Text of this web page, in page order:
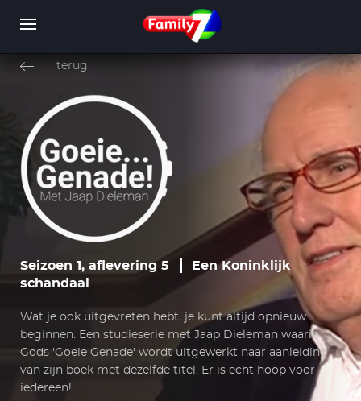
inhoud
gaan
WORD LID INLOGGEN
terug
Seizoen 1, aflevering 5
Een Koninklijk
schandaal
Wat je ook uitgevreten hebt, je kunt altijd opnieuw
beginnen. Een studieserie met Jaap Dieleman waarin
Gods 'Goeie Genade' wordt uitgewerkt naar aanleiding
van zijn boek met dezelfde titel. Er is echt hoop voor
iedereen!